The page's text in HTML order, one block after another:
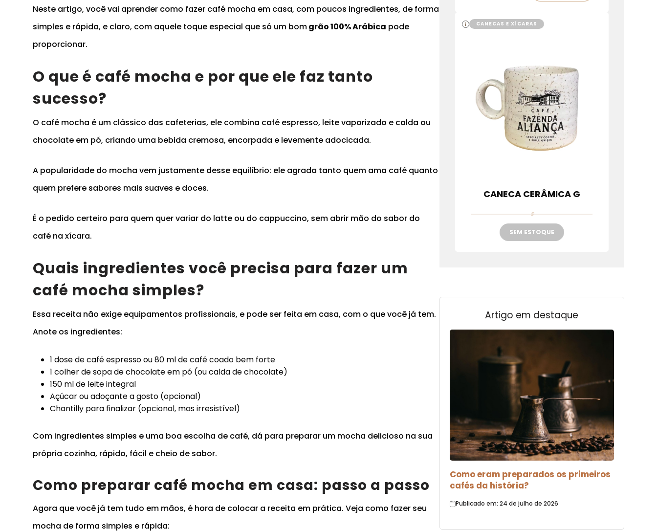
Neste artigo, você vai aprender como fazer café mocha em casa, com poucos ingredientes, de forma
simples e rápida, e claro, com aquele toque especial que só um bomgrão 100% Arábica pode
proporcionar.
O que é café mocha e por que ele faz tanto
sucesso?
O café mocha é um clássico das cafeterias, ele combina café espresso, leite vaporizado e calda ou
chocolate em pó, criando uma bebida cremosa, encorpada e levemente adocicada.
A popularidade do mocha vem justamente desse equilíbrio: ele agrada tanto quem ama café quanto
quem prefere sabores mais suaves e doces.
É o pedido certeiro para quem quer variar do latte ou do cappuccino, sem abrir mão do sabor do
café na xícara.
Quais ingredientes você precisa para fazer um
café mocha simples?
Essa receita não exige equipamentos profissionais, e pode ser feita em casa, com o que você já tem.
Anote os ingredientes:
1 dose de café espresso ou 80 ml de café coado bem forte
1 colher de sopa de chocolate em pó (ou calda de chocolate)
150 ml de leite integral
Açúcar ou adoçante a gosto (opcional)
Chantilly para finalizar (opcional, mas irresistível)
Com ingredientes simples e uma boa escolha de café, dá para preparar um mocha delicioso na sua
própria cozinha, rápido, fácil e cheio de sabor.
Como preparar café mocha em casa: passo a passo
Agora que você já tem tudo em mãos, é hora de colocar a receita em prática. Veja como fazer seu
mocha de forma simples e rápida:
i CANECAS E XÍCARAS
CANECA CERÂMICA G
SEM ESTOQUE
Artigo em destaque
Como eram preparados os primeiros
cafés da história?
Publicado em: 24 de julho de 2026